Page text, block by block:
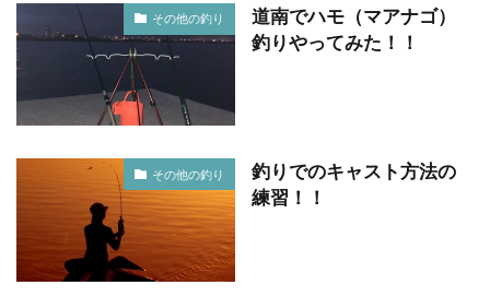
その他の釣り
道南でハモ（マアナゴ）
釣りやってみた！！
その他の釣り
釣りでのキャスト方法の
練習！！